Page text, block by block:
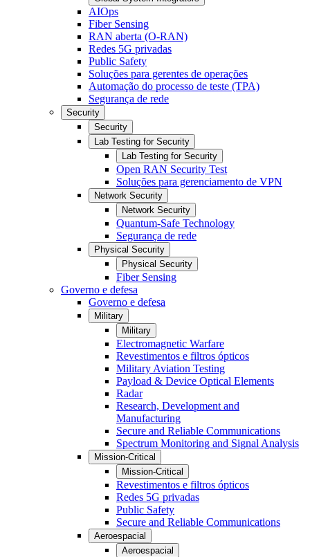
AIOps
Fiber Sensing
RAN aberta (O-RAN)
Redes 5G privadas
Public Safety
Soluções para gerentes de operações
Automação do processo de teste (TPA)
Segurança de rede
Security
Security
Lab Testing for Security
Lab Testing for Security
Open RAN Security Test
Soluções para gerenciamento de VPN
Network Security
Network Security
Quantum-Safe Technology
Segurança de rede
Physical Security
Physical Security
Fiber Sensing
Governo e defesa
Governo e defesa
Military
Military
Electromagnetic Warfare
Revestimentos e filtros ópticos
Military Aviation Testing
Payload & Device Optical Elements
Radar
Research, Development and
Manufacturing
Secure and Reliable Communications
Spectrum Monitoring and Signal Analysis
Mission-Critical
Mission-Critical
Revestimentos e filtros ópticos
Redes 5G privadas
Public Safety
Secure and Reliable Communications
Aeroespacial
Aeroespacial